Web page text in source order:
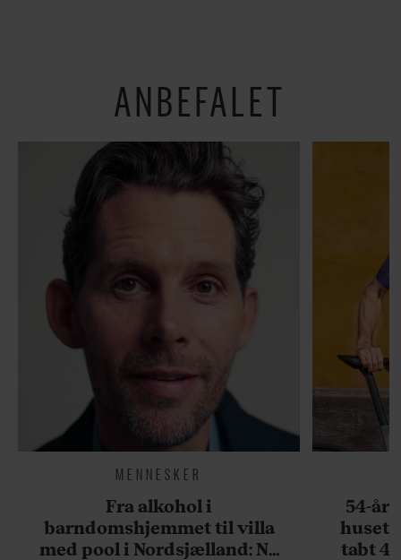
ANBEFALET
MENNESKER
Fra alkohol i
barndomshjemmet til villa
med pool i Nordsjælland: Nu
54-
huset
tabt